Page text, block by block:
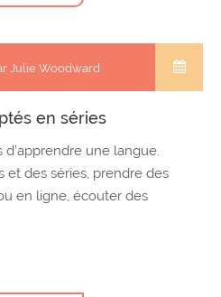
Julie Woodward
en séries
une langue.
et des séries, prendre des
en ligne, écouter des